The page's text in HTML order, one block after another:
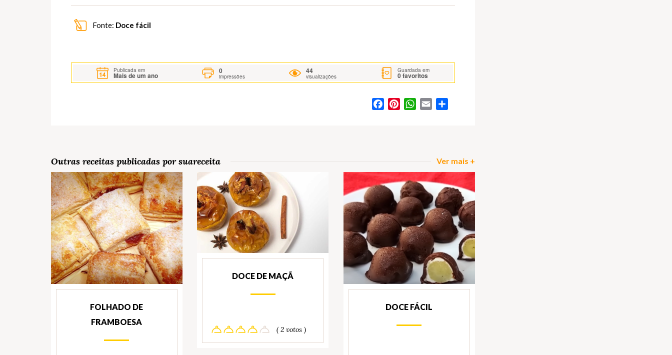
Fonte: Doce fácil
Publicada em
Mais de um ano
0
impressões
44
visualizações
Guardada em
0favoritos
FacebookPinterestWhatsApp
Email
Outras receitas publicadas por suareceita Ver mais +
FOLHADO DE
FRAMBOESA
DOCE DE MAÇÃ
( 2 votos )
DOCE FÁCIL